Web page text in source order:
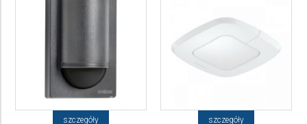
szczegóły szczegóły